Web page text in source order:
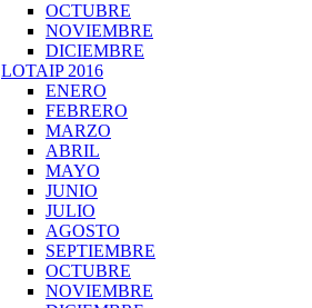
OCTUBRE
NOVIEMBRE
DICIEMBRE
LOTAIP 2016
ENERO
FEBRERO
MARZO
ABRIL
MAYO
JUNIO
JULIO
AGOSTO
SEPTIEMBRE
OCTUBRE
NOVIEMBRE